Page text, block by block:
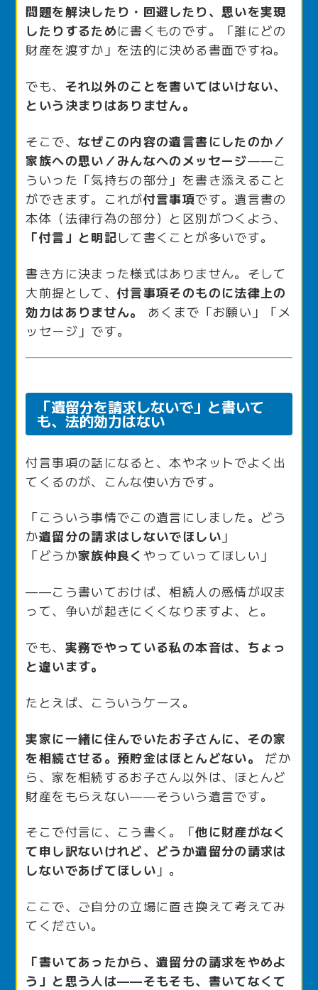
問題を解決したり・回避したり、思いを実現
したりするために書くものです。「誰にどの
財産を渡すか」を法的に決める書面ですね。
でも、 それ以外のことを書いてはいけない、
という決まりはありません。
そこで、 なぜこの内容の遺言書にしたのか／
家族への思い／みんなへのメッセージ——こ
ういった「気持ちの部分」を書き添えること
ができます。これが付言事項です。遺言書の
本体（法律行為の部分）と区別がつくよう、
「付言」と明記して書くことが多いです。
書き方に決まった様式はありません。そして
大前提として、付言事項そのものに法律上の
効力はありません。
あくまで「お願い」「メ
ッセージ」です。
「遺留分を請求しないで」と書いて
も、法的効力はない
付言事項の話になると、本やネットでよく出
てくるのが、こんな使い方です。
「こういう事情でこの遺言にしました。どう
か遺留分の請求はしないでほしい 」
「どうか家族仲良く やっていってほしい」
——こう書いておけば、相続人の感情が収ま
って、争いが起きにくくなりますよ、と。
でも、 実務でやっている私の本音は、ちょっ
と違います。
たとえば、こういうケース。
実家に一緒に住んでいたお子さんに、その家
を相続させる。預貯金はほとんどない。
だか
ら、家を相続するお子さん以外は、ほとんど
財産をもらえない——そういう遺言です。
そこで付言に、こう書く。「他に財産がなく
て申し訳ないけれど、どうか遺留分の請求は
しないであげてほしい 」。
ここで、ご自分の立場に置き換えて考えてみ
てください。
「書いてあったから、遺留分の請求をやめよ
う」と思う人は——そもそも、書いてなくて